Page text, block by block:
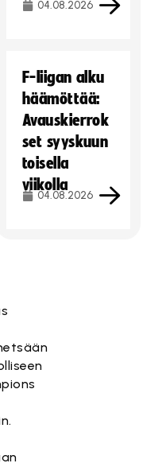
04.08.2026
F-liigan alku
häämöttää:
Avauskierrok
set syyskuun
toisella
viikolla
04.08.2026